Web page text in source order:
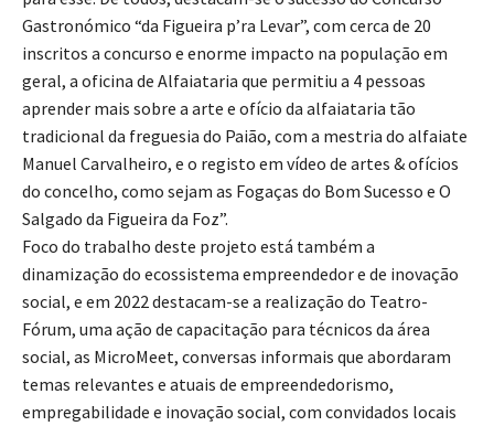
Gastronómico “da Figueira p’ra Levar”, com cerca de 20
inscritos a concurso e enorme impacto na população em
geral, a oficina de Alfaiataria que permitiu a 4 pessoas
aprender mais sobre a arte e ofício da alfaiataria tão
tradicional da freguesia do Paião, com a mestria do alfaiate
Manuel Carvalheiro, e o registo em vídeo de artes & ofícios
do concelho, como sejam as Fogaças do Bom Sucesso e O
Salgado da Figueira da Foz”.
Foco do trabalho deste projeto está também a
dinamização do ecossistema empreendedor e de inovação
social, e em 2022 destacam-se a realização do Teatro-
Fórum, uma ação de capacitação para técnicos da área
social, as MicroMeet, conversas informais que abordaram
temas relevantes e atuais de empreendedorismo,
empregabilidade e inovação social, com convidados locais